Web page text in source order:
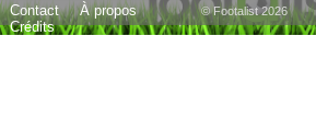
Federico Varano MOC
Contact
À propos
Crédits
© Footalist 2026